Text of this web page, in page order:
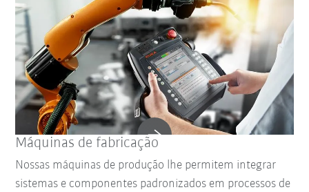
Máquinas de fabricação
Nossas máquinas de produção lhe permitem integrar
sistemas e componentes padronizados em processos de